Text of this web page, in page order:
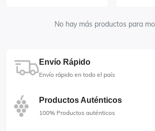
No hay más productos para
Envío Rápido
Envío rápido en todo el país
Productos Auténticos
100% Productos auténticos